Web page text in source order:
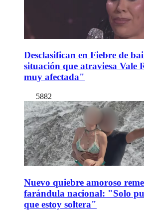
Desclasifican en Fiebre de
situación que atraviesa Vale
muy afectada"
5882
Nuevo quiebre amoroso
farándula nacional: "Solo
que estoy soltera"